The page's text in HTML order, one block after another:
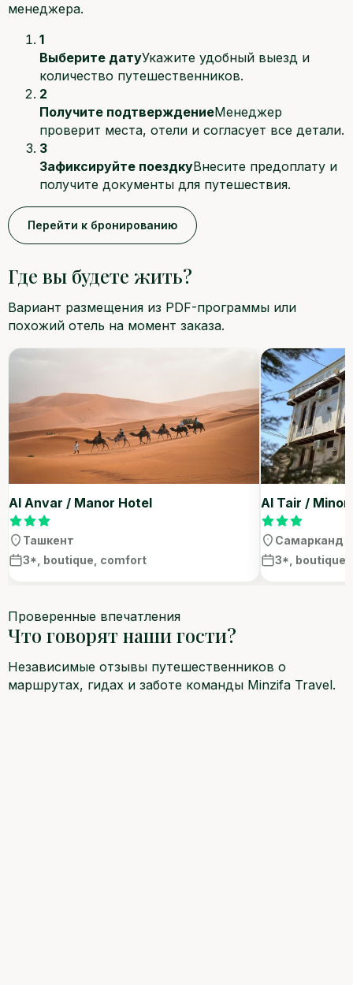
менеджера.
1
Выберите датуУкажите удобный выезд и
количество путешественников.
2
Получите подтверждениеМенеджер
проверит места, отели и согласует все детали.
3
Зафиксируйте поездкуВнесите предоплату и
получите документы для путешествия.
Перейти к бронированию
Где вы будете жить?
Вариант размещения из PDF-программы или
похожий отель на момент заказа.
Al Anvar / Manor Hotel
Ташкент
3*, boutique, comfort
Al Tair / Minor
Самарканд
3*,
Проверенные впечатления
Что говорят наши гости?
Независимые отзывы путешественников о
маршрутах, гидах и заботе команды Minzifa Travel.